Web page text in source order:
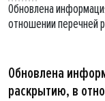
Обновлена
отношении перечней
Обновлена
раскрытию, в